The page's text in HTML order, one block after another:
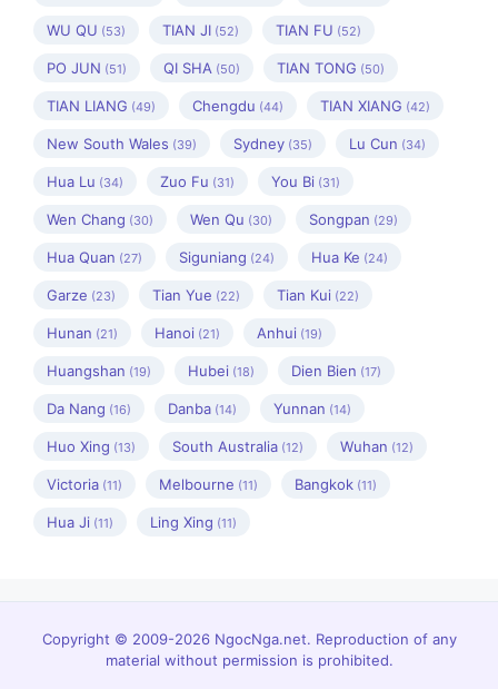
WU QU (53) TIAN JI (52) TIAN FU (52)
PO JUN (51) QI SHA (50) TIAN TONG (50)
TIAN LIANG (49) Chengdu (44) TIAN XIANG (42)
New South Wales (39) Sydney (35) Lu Cun (34)
Hua Lu (34) Zuo Fu (31) You Bi (31)
Wen Chang (30) Wen Qu (30) Songpan (29)
Hua Quan (27) Siguniang (24) Hua Ke (24)
Garze (23) Tian Yue (22) Tian Kui (22)
Hunan (21) Hanoi (21) Anhui (19)
Huangshan (19) Hubei (18) Dien Bien (17)
Da Nang (16) Danba (14) Yunnan (14)
Huo Xing (13) South Australia (12) Wuhan (12)
Victoria (11) Melbourne (11) Bangkok (11)
Hua Ji (11) Ling Xing (11)
Copyright © 2009-2026 NgocNga.net. Reproduction of any
material without permission is prohibited.